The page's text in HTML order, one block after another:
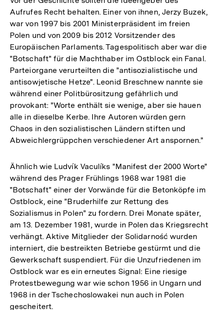
Aufrufes Recht behalten. Einer von ihnen, Jerzy Buzek,
war von 1997 bis 2001 Ministerpräsident im freien
Polen und von 2009 bis 2012 Vorsitzender des
Europäischen Parlaments. Tagespolitisch aber war die
"Botschaft" für die Machthaber im Ostblock ein Fanal.
Parteiorgane verurteilten die "antisozialistische und
antisowjetische Hetze". Leonid Breschnew nannte sie
während einer Politbürositzung gefährlich und
provokant: "Worte enthält sie wenige, aber sie hauen
alle in dieselbe Kerbe. Ihre Autoren würden gern
Chaos in den sozialistischen Ländern stiften und
Abweichlergrüppchen verschiedener Art anspornen."
Ähnlich wie Ludvík Vaculíks "Manifest der 2000 Worte"
während des Prager Frühlings 1968 war 1981 die
"Botschaft" einer der Vorwände für die Betonköpfe im
Ostblock, eine "Bruderhilfe zur Rettung des
Sozialismus in Polen" zu fordern. Drei Monate später,
am 13. Dezember 1981, wurde in Polen das Kriegsrecht
verhängt. Aktive Mitglieder der Solidarność wurden
interniert, die bestreikten Betriebe gestürmt und die
Gewerkschaft suspendiert. Für die Unzufriedenen im
Ostblock war es ein erneutes Signal: Eine riesige
Protestbewegung war wie schon 1956 in Ungarn und
1968 in der Tschechoslowakei nun auch in Polen
gescheitert.